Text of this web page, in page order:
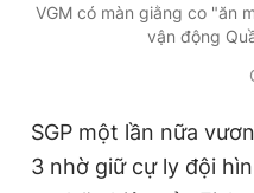
VGM có màn giằng co "ăn
vận động
SGP một lần nữa
3 nhờ giữ cự ly đội